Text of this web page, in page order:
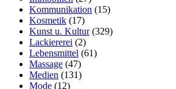
Kommunikation (15)
Kosmetik (17)
Kunst u. Kultur(329)
Lackiererei (2)
Lebensmittel (61)
Massage (47)
Medien (131)
Mode (12)